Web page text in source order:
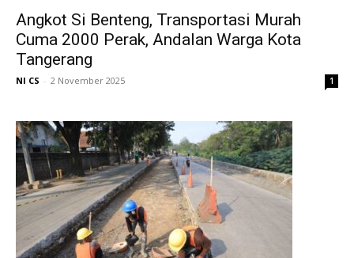
Angkot Si Benteng, Transportasi Murah
Cuma 2000 Perak, Andalan Warga Kota
Tangerang
NI CS - 2 November 2025 1